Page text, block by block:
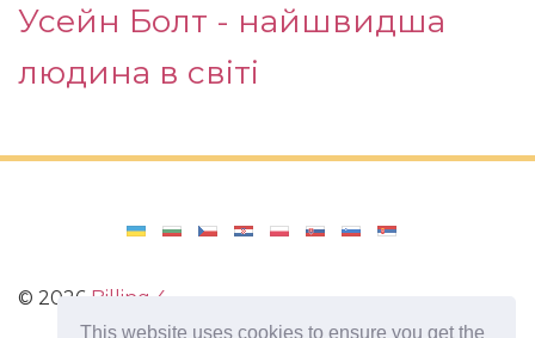
This website uses cookies to ensure you get the
Усейн Болт - найшвидша
людина в світі
© 2026 Billing 4